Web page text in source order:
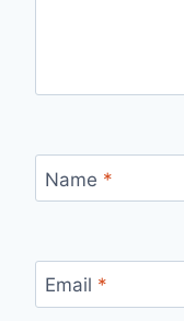
Name *
Email *